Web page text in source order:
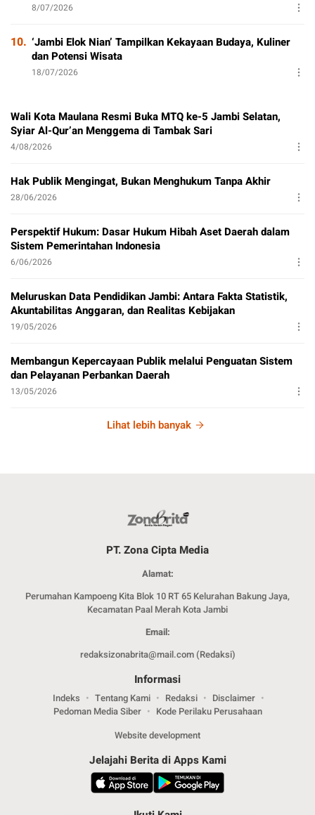
8/07/2026
10. ‘Jambi Elok Nian’ Tampilkan Kekayaan Budaya, Kuliner
dan Potensi Wisata
18/07/2026
Wali Kota Maulana Resmi Buka MTQ ke-5 Jambi Selatan,
Syiar Al-Qur’an Menggema di Tambak Sari
4/08/2026
Hak Publik Mengingat, Bukan Menghukum Tanpa Akhir
28/06/2026
Perspektif Hukum: Dasar Hukum Hibah Aset Daerah dalam
Sistem Pemerintahan Indonesia
6/06/2026
Meluruskan Data Pendidikan Jambi: Antara Fakta Statistik,
Akuntabilitas Anggaran, dan Realitas Kebijakan
19/05/2026
Membangun Kepercayaan Publik melalui Penguatan Sistem
dan Pelayanan Perbankan Daerah
13/05/2026
Lihat lebih banyak
PT. Zona Cipta Media
Alamat:
Perumahan Kampoeng Kita Blok 10 RT 65 Kelurahan Bakung Jaya,
Kecamatan Paal Merah Kota Jambi
Email:
redaksizonabrita@mail.com (Redaksi)
Informasi
Indeks Tentang Kami Redaksi
Disclaimer
Pedoman Media Siber
Kode Perilaku Perusahaan
Website development
Jelajahi Berita di Apps Kami